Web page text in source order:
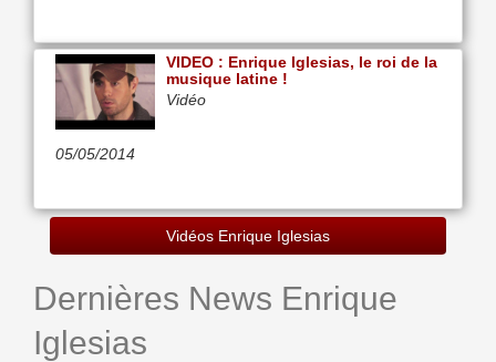
05/05/2014
VIDEO : Enrique Iglesias, le roi de la
musique latine !
Vidéo
Vidéos Enrique Iglesias
Dernières News Enrique
Iglesias